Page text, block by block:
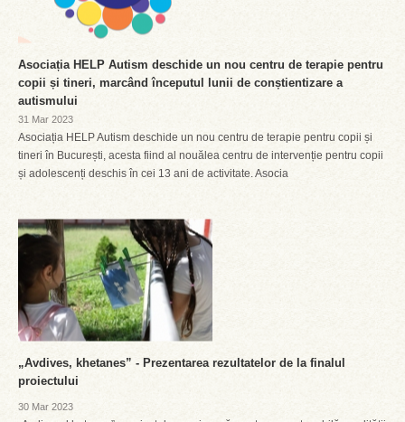
Asociația HELP Autism deschide un nou centru de terapie pentru
copii și tineri, marcând începutul lunii de conștientizare a
autismului
31 Mar 2023
Asociația HELP Autism deschide un nou centru de terapie pentru copii și
tineri în București, acesta fiind al nouălea centru de intervenție pentru copii
și adolescenți deschis în cei 13 ani de activitate. Asocia
„Avdives, khetanes” - Prezentarea rezultatelor de la finalul
proiectului
30 Mar 2023